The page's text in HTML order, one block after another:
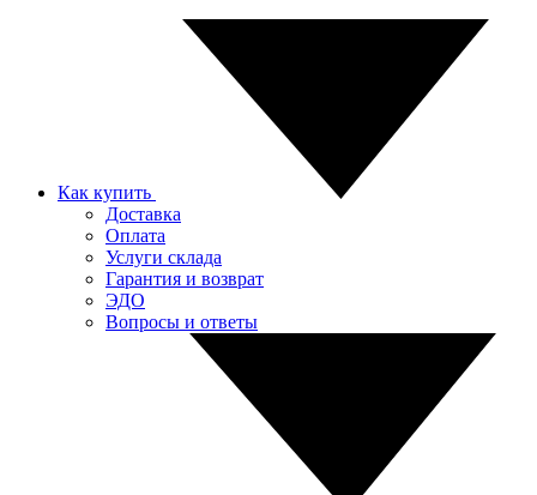
Как купить
Доставка
Оплата
Услуги склада
Гарантия и возврат
ЭДО
Вопросы и ответы